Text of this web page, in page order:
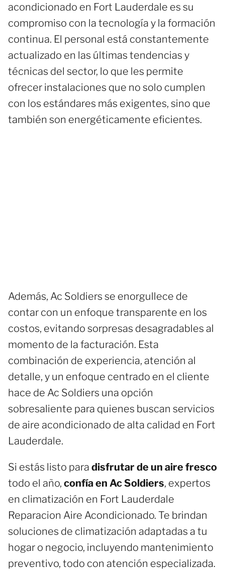
acondicionado en Fort Lauderdale es su
compromiso con la tecnología y la formación
continua. El personal está constantemente
actualizado en las últimas tendencias y
técnicas del sector, lo que les permite
ofrecer instalaciones que no solo cumplen
con los estándares más exigentes, sino que
también son energéticamente eficientes.
Además, Ac Soldiers se enorgullece de
contar con un enfoque transparente en los
costos, evitando sorpresas desagradables al
momento de la facturación. Esta
combinación de experiencia, atención al
detalle, y un enfoque centrado en el cliente
hace de Ac Soldiers una opción
sobresaliente para quienes buscan servicios
de aire acondicionado de alta calidad en Fort
Lauderdale.
Si estás listo para disfrutar de un aire fresco
todo el año, confía en Ac Soldiers, expertos
en climatización en Fort Lauderdale
Reparacion Aire Acondicionado. Te brindan
soluciones de climatización adaptadas a tu
hogar o negocio, incluyendo mantenimiento
preventivo, todo con atención especializada.